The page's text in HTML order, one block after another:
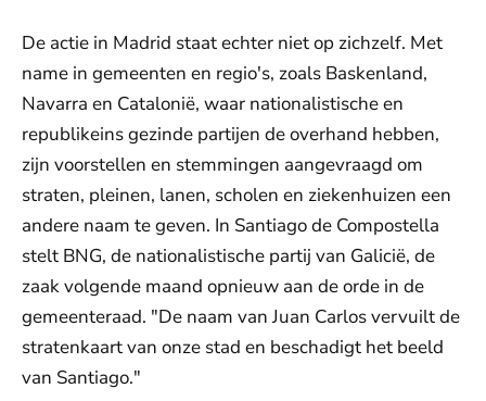
De actie in Madrid staat echter niet op zichzelf. Met
name in gemeenten en regio's, zoals Baskenland,
Navarra en Catalonië, waar nationalistische en
republikeins gezinde partijen de overhand hebben,
zijn voorstellen en stemmingen aangevraagd om
straten, pleinen, lanen, scholen en ziekenhuizen een
andere naam te geven. In Santiago de Compostella
stelt BNG, de nationalistische partij van Galicië, de
zaak volgende maand opnieuw aan de orde in de
gemeenteraad. "De naam van Juan Carlos vervuilt de
stratenkaart van onze stad en beschadigt het beeld
van Santiago."